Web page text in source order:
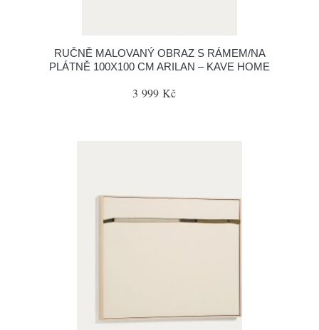
RUČNĚ MALOVANÝ OBRAZ S RÁMEM/NA
PLÁTNĚ 100X100 CM ARILAN – KAVE HOME
3 999 Kč